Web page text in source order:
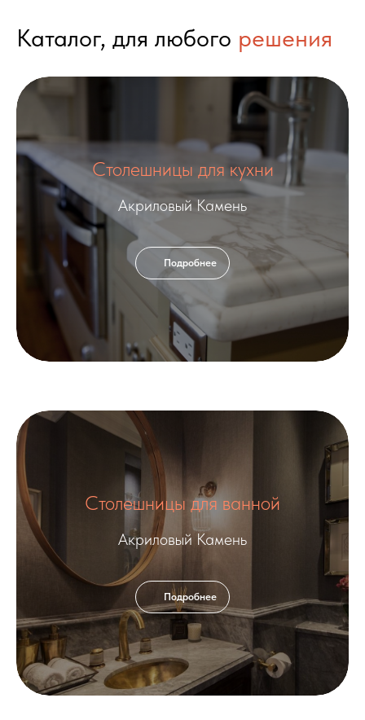
Каталог, для любого решения
Столешницы для кухни
Акриловый Камень
Подробнее
Столешницы для ванной
Акриловый Камень
Подробнее